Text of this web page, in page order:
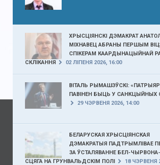
ХРЫСЦІЯНСКІ ДЭМАКРАТ
МІХНАВЕЦ АБРАНЫ ПЕРШЫМ
СПІКЕРАМ КААРДЫНАЦЫЙНАЙ
СКЛІКАННЯ
02 ЛІПЕНЯ 2026, 16:00
ВІТАЛЬ РЫМАШЭЎСКІ:
ПАВІНЕН БЫЦЬ У САНКЦЫЙНЫХ
29 ЧЭРВЕНЯ 2026, 14:00
БЕЛАРУСКАЯ ХРЫСЦІЯНСКАЯ
ДЭМАКРАТЫЯ ПАДТРЫМЛІВАЕ
ЗА ЎСТАЛЯВАННЕ БЕЛ-
СЦЯГА НА ГРУНВАЛЬДСКІМ ПОЛІ
18 ЧЭРВЕНЯ